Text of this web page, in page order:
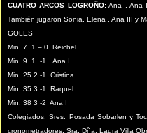
CUATRO ARCOS LOGROÑO:Ana , Ana
También jugaron Sonia, Elena , Ana III y
GOLES
Min. 7 1 – 0 Reichel
Min. 9 1 -1 Ana I
Min. 25 2 -1 Cristina
Min. 35 3 -1 Raquel
Min. 38 3 -2 Ana I
Colegiados: Sres. Posada Sobarlen y
cronometradores: Sra. Dña. Laura Villa